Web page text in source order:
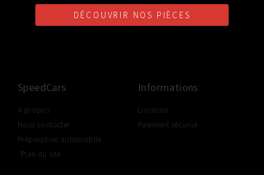
SpeedCars
A propos
Nous contacter
Préparation automobile
Plan du site
Informations
Livraison
Paiement sécurisé
DÉCOUVRIR NOS PIÈCES